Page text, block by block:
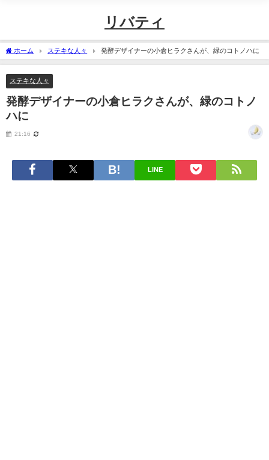
リバティ
ホーム ステキな人々 発酵デザイナーの小倉ヒラクさんが、緑のコトノハに
ステキな人々
発酵デザイナーの小倉ヒラクさんが、緑のコトノ
ハに
21:16
LINE